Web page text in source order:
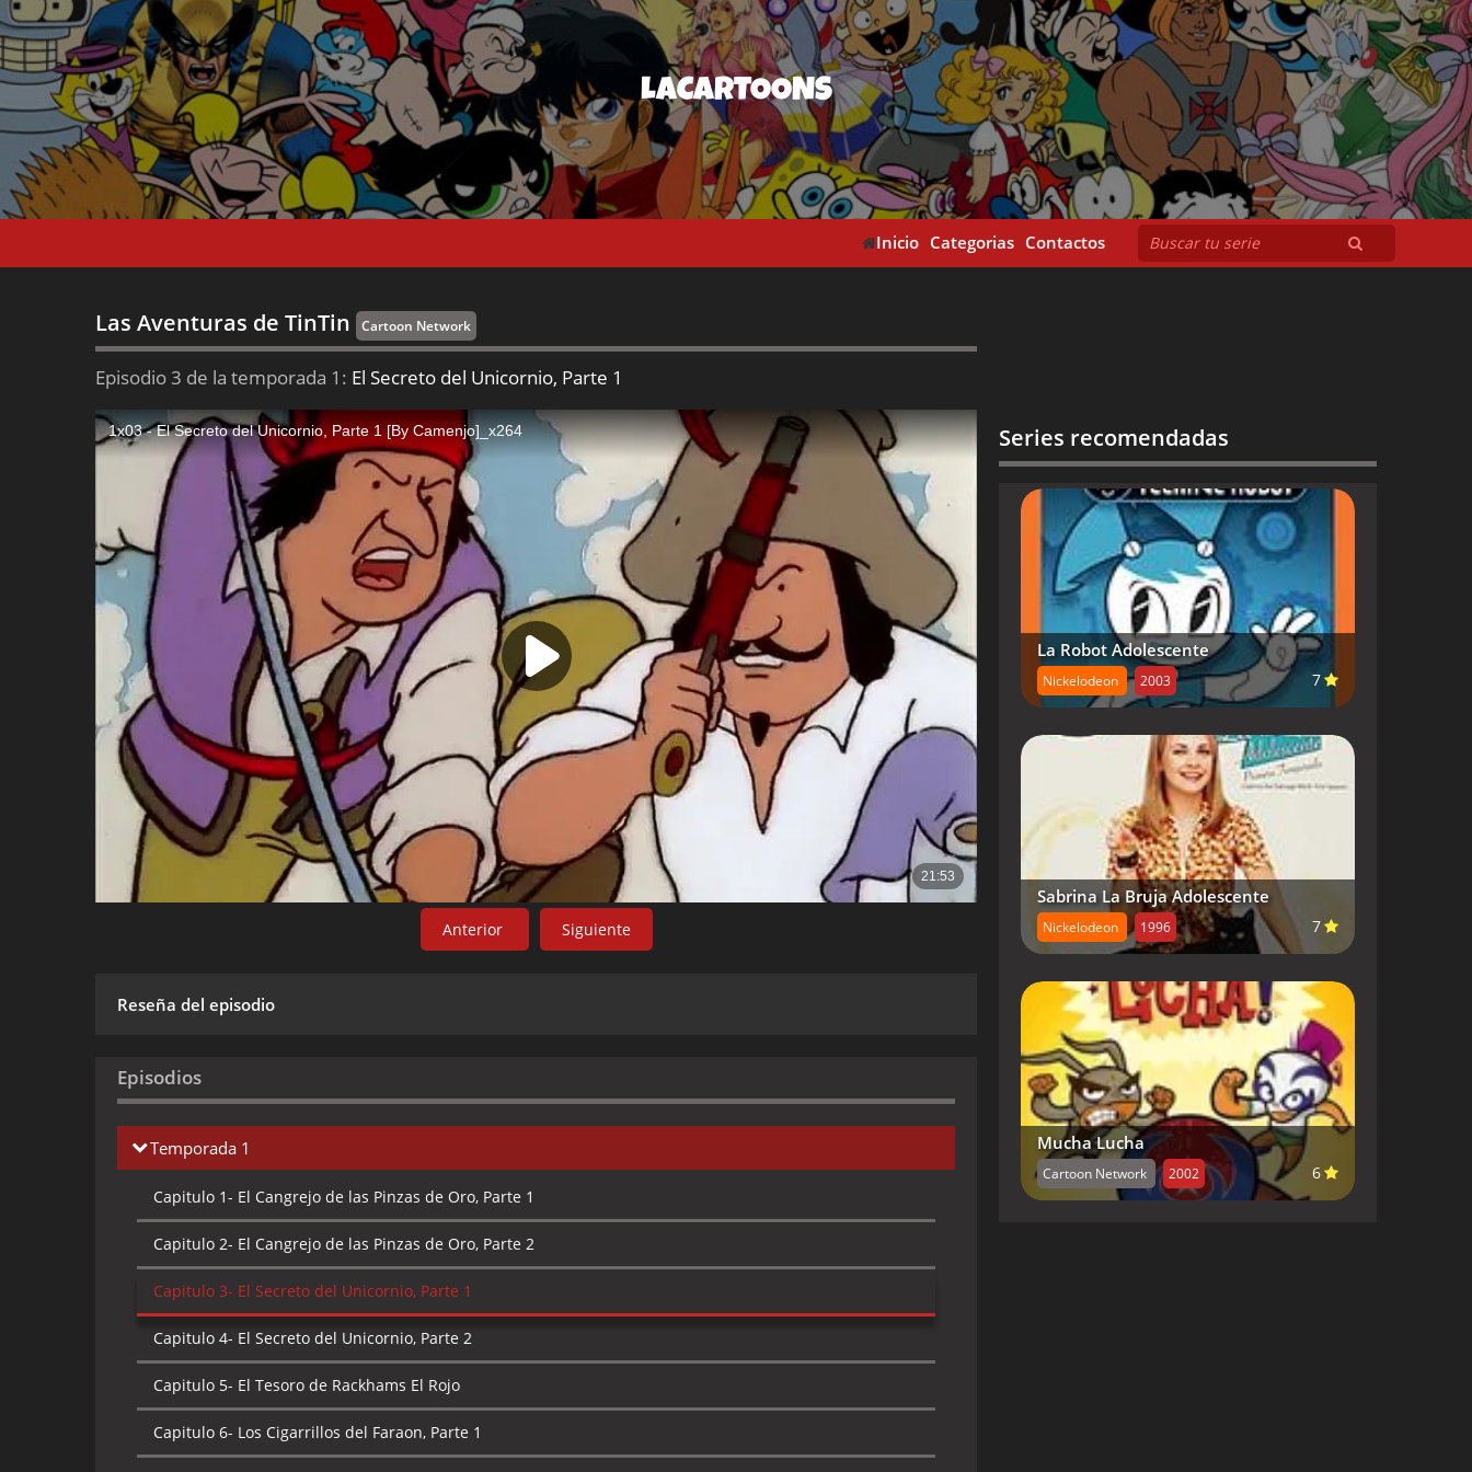
LACARTOONS
Inicio Categorias Contactos
Las Aventuras de TinTin Cartoon Network
Episodio 3 de la temporada 1: El Secreto del Unicornio, Parte 1
Anterior Siguiente
Reseña del episodio
Episodios
Temporada 1
Capitulo 1- El Cangrejo de las Pinzas de Oro, Parte 1
Capitulo 2- El Cangrejo de las Pinzas de Oro, Parte 2
Capitulo 3- El Secreto del Unicornio, Parte 1
Capitulo 4- El Secreto del Unicornio, Parte 2
Capitulo 5- El Tesoro de Rackhams El Rojo
Capitulo 6- Los Cigarrillos del Faraon, Parte 1
Series recomendadas
La Robot Adolescente
Nickelodeon 2003 7
Sabrina La Bruja Adolescente
Nickelodeon 1996 7
Mucha Lucha
Cartoon Network 2002 6